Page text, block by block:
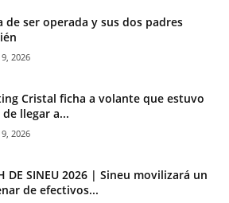
de ser operada y sus dos padres
2026
Cristal ficha a volante que estuvo
de llegar a...
2026
DE SINEU 2026 | Sineu movilizará un
de efectivos...